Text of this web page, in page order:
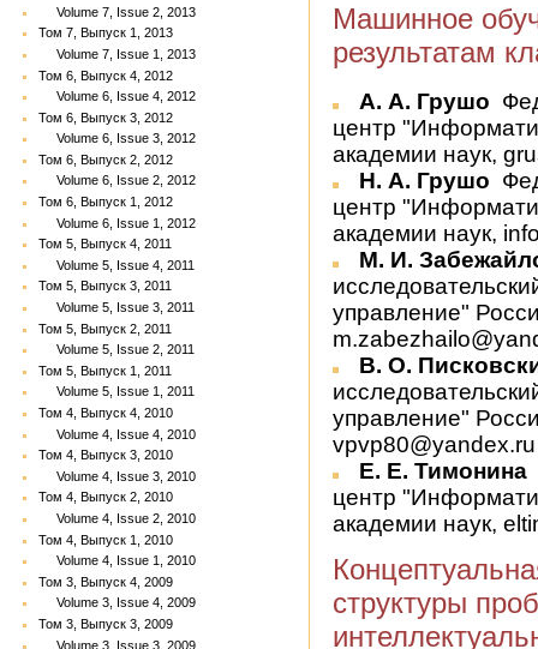
Volume 7, Issue 2, 2013
Том 7, Выпуск 1, 2013
Volume 7, Issue 1, 2013
Том 6, Выпуск 4, 2012
Volume 6, Issue 4, 2012
Том 6, Выпуск 3, 2012
Volume 6, Issue 3, 2012
Том 6, Выпуск 2, 2012
Volume 6, Issue 2, 2012
Том 6, Выпуск 1, 2012
Volume 6, Issue 1, 2012
Том 5, Выпуск 4, 2011
Volume 5, Issue 4, 2011
Том 5, Выпуск 3, 2011
Volume 5, Issue 3, 2011
Том 5, Выпуск 2, 2011
Volume 5, Issue 2, 2011
Том 5, Выпуск 1, 2011
Volume 5, Issue 1, 2011
Том 4, Выпуск 4, 2010
Volume 4, Issue 4, 2010
Том 4, Выпуск 3, 2010
Volume 4, Issue 3, 2010
Том 4, Выпуск 2, 2010
Volume 4, Issue 2, 2010
Том 4, Выпуск 1, 2010
Volume 4, Issue 1, 2010
Том 3, Выпуск 4, 2009
Volume 3, Issue 4, 2009
Том 3, Выпуск 3, 2009
Volume 3, Issue 3, 2009
Машинное
результатам
А. А. Грушо
центр
академии наук,
Н. А. Грушо
центр
академии наук,
М. И.
управление"
В. О.
управление"
vpvp80@yandex.ru
Е. Е. Тимонина
центр
академии наук,
структуры